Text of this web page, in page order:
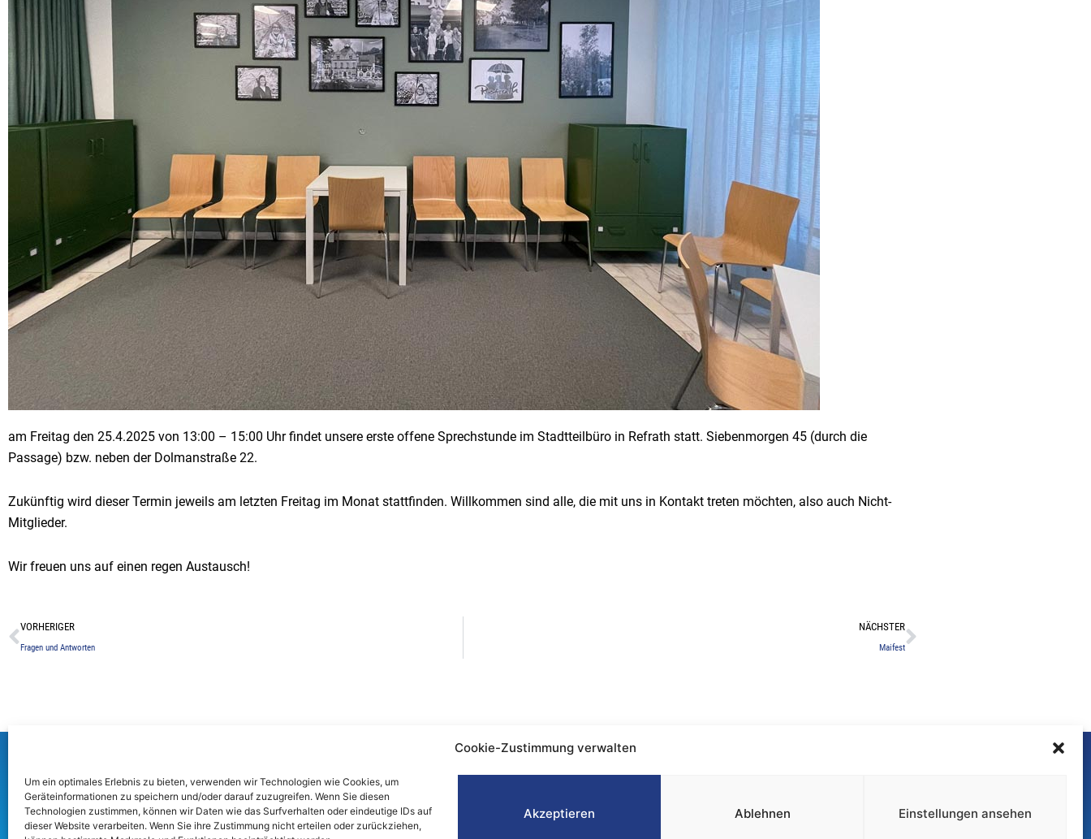
Cookie-Zustimmung verwalten
Um ein optimales Erlebnis zu bieten, verwenden wir Technologien wie Cookies, um
Geräteinformationen zu speichern und/oder darauf zuzugreifen. Wenn Sie diesen
Technologien zustimmen, können wir Daten wie das Surfverhalten oder eindeutige IDs auf
dieser Website verarbeiten. Wenn Sie ihre Zustimmung nicht erteilen oder zurückziehen,
Akzeptieren Ablehnen Einstellungen ansehen
am Freitag den 25.4.2025 von 13:00 – 15:00 Uhr findet unsere erste offene Sprechstunde im Stadtteilbüro in Refrath statt. Siebenmorgen 45 (durch die
Passage) bzw. neben der Dolmanstraße 22.
Zukünftig wird dieser Termin jeweils am letzten Freitag im Monat stattfinden. Willkommen sind alle, die mit uns in Kontakt treten möchten, also auch Nicht-
Mitglieder.
Wir freuen uns auf einen regen Austausch!
Zurück
VORHERIGER
Fragen und Antworten
NÄCHSTER
Maifest
Nächster
Burgstraße 17
51427 Bergisch Gladbach
Datenschutz
Cookie-Richtlinie
e